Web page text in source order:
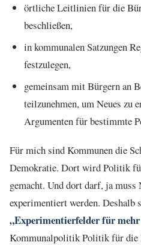
örtliche Leitlinien für die
beschließen,
in kommunalen Satzungen
festzulegen,
gemeinsam mit Bürgern an
teilzunehmen, um Neues zu
Argumenten für bestimmte
Für mich sind Kommunen die
Demokratie. Dort wird Politik
gemacht. Und dort darf, ja muss
experimentiert werden. Deshalb
„Experimentierfelder für
Kommunalpolitik Politik für die